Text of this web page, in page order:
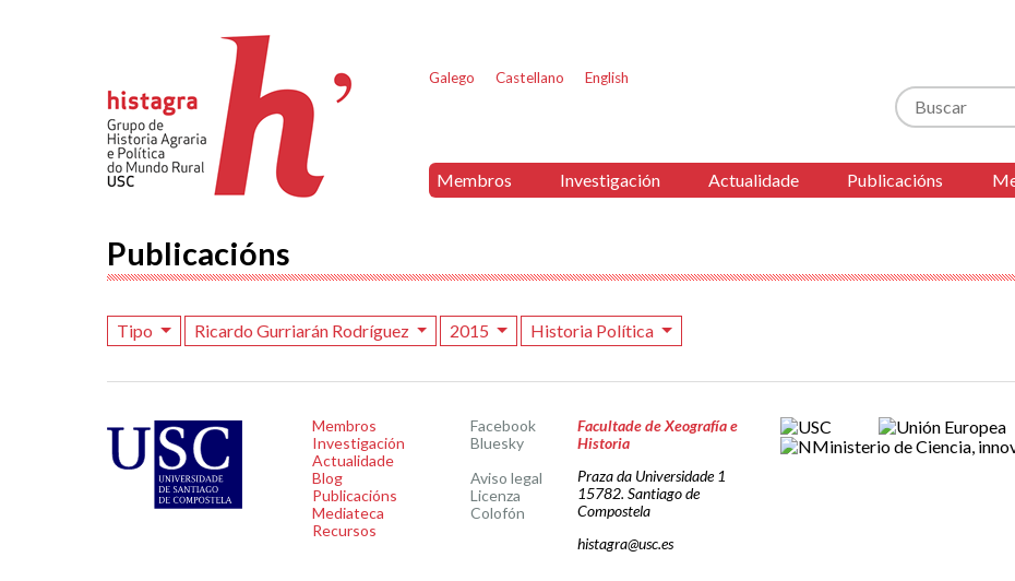
Galego Castellano English
Buscar
Membros Investigación Actualidade Publicacións
Publicacións
Tipo Ricardo Gurriarán Rodríguez 2015 Historia Política
Membros
Investigación
Actualidade
Blog
Publicacións
Mediateca
Recursos
Facebook
Bluesky
Aviso legal
Licenza
Colofón
Facultade de Xeografía e
Historia
Praza da Universidade 1
15782. Santiago de
Compostela
histagra@usc.es